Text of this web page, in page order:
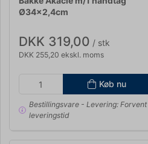
Ø34x2,4cm
DKK 319,00 / stk
DKK 255,20 ekskl. moms
Køb nu
Bestillingsvare - Levering: Forvent
leveringstid